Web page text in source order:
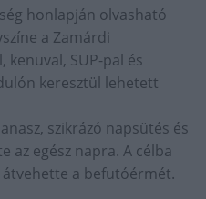
honlapján olvasható
a Zamárdi
kenuval, SUP-pal és
keresztül lehetett
szikrázó napsütés és
az egész napra. A célba
a befutóérmét.